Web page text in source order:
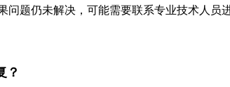
问题仍未解决，可能需要联系专业技术人员
？